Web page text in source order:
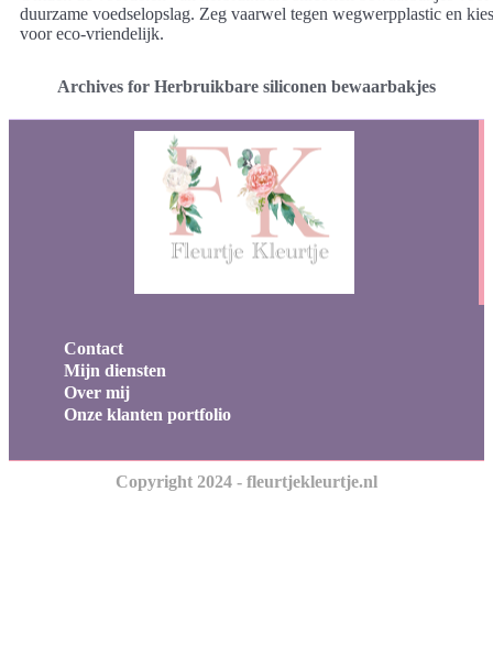
duurzame voedselopslag. Zeg vaarwel tegen wegwerpplastic en kies
voor eco-vriendelijk.
Archives for Herbruikbare siliconen bewaarbakjes
Contact
Mijn diensten
Over mij
Onze klanten portfolio
Copyright 2024 - fleurtjekleurtje.nl